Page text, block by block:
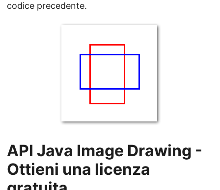
codice precedente.
API Java Image Drawing -
Ottieni una licenza